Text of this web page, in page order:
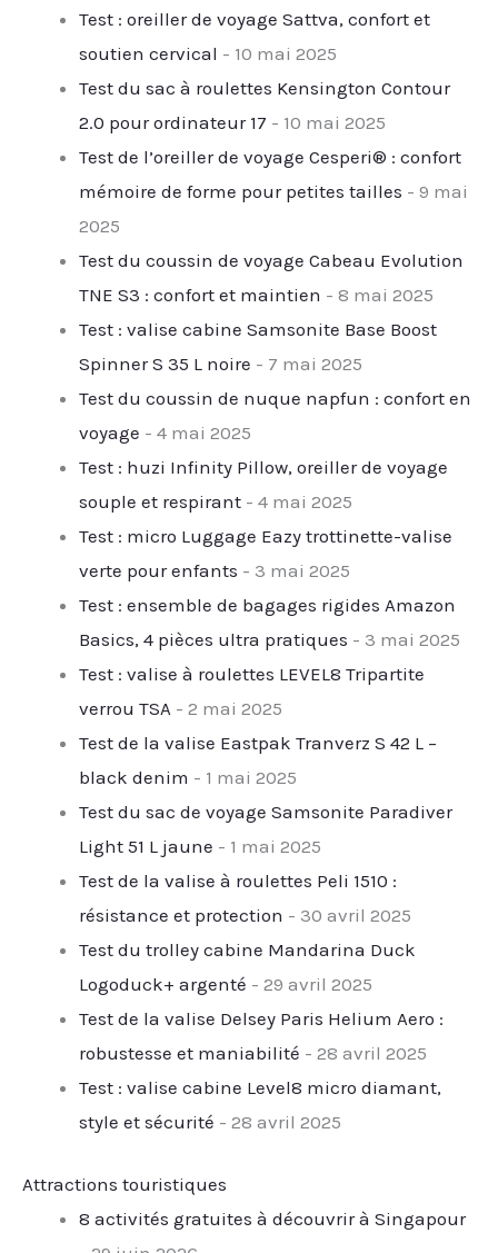
Test : oreiller de voyage Sattva, confort et
soutien cervical - 10 mai 2025
Test du sac à roulettes Kensington Contour
2.0 pour ordinateur 17 - 10 mai 2025
Test de l’oreiller de voyage Cesperi® : confort
mémoire de forme pour petites tailles - 9 mai
2025
Test du coussin de voyage Cabeau Evolution
TNE S3 : confort et maintien - 8 mai 2025
Test : valise cabine Samsonite Base Boost
Spinner S 35 L noire - 7 mai 2025
Test du coussin de nuque napfun : confort en
voyage - 4 mai 2025
Test : huzi Infinity Pillow, oreiller de voyage
souple et respirant - 4 mai 2025
Test : micro Luggage Eazy trottinette-valise
verte pour enfants - 3 mai 2025
Test : ensemble de bagages rigides Amazon
Basics, 4 pièces ultra pratiques - 3 mai 2025
Test : valise à roulettes LEVEL8 Tripartite
verrou TSA - 2 mai 2025
Test de la valise Eastpak Tranverz S 42 L –
black denim - 1 mai 2025
Test du sac de voyage Samsonite Paradiver
Light 51 L jaune - 1 mai 2025
Test de la valise à roulettes Peli 1510 :
résistance et protection - 30 avril 2025
Test du trolley cabine Mandarina Duck
Logoduck+ argenté - 29 avril 2025
Test de la valise Delsey Paris Helium Aero :
robustesse et maniabilité - 28 avril 2025
Test : valise cabine Level8 micro diamant,
style et sécurité - 28 avril 2025
Attractions touristiques
8 activités gratuites à découvrir à Singapour